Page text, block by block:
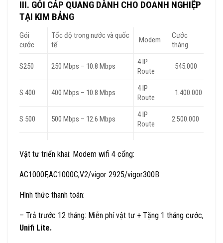
III. GÓI CÁP QUANG DÀNH CHO DOANH NGHIỆP
TẠI KIM BẢNG
Gói
cước
Tốc độ trong nước và quốc
tế
Modem
Cước
tháng
S250 250 Mbps – 10.8 Mbps
4 IP
Route
545.000
S 400 400 Mbps – 10.8 Mbps
4 IP
Route
1.400.000
S 500 500 Mbps – 12.6 Mbps
4 IP
Route
2.500.000
Vật tư triển khai: Modem wifi 4 cổng:
AC1000F,AC1000C,V2/vigor 2925/vigor300B
Hình thức thanh toán:
– Trả trước 12 tháng: Miễn phí vật tư + Tặng 1 tháng cước,
Unifi Lite.